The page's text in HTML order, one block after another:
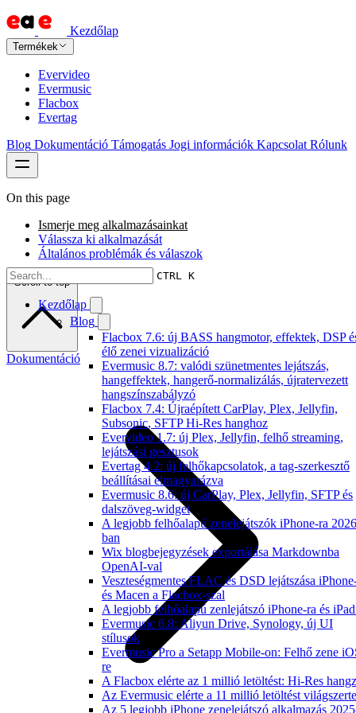
Kezdőlap
Termékek
Evervideo
Evermusic
Flacbox
Evertag
Blog Dokumentáció Támogatás Jogi információk Kapcsolat Rólunk
CTRL K
Kezdőlap
Blog
Flacbox 7.6: új BASS hangmotor, effektek, DSP
élő zenei vizualizáció
Evermusic 8.7: valódi szünetmentes lejátszás,
hangeffektek, hangerő-normalizálás, újratervezett
hangszínszabályzó
Flacbox 7.4: Újraépített CarPlay, Plex, Jellyfin,
Subsonic, SFTP Hi-Res hanghoz
Evervideo 1.7: új Plex, Jellyfin, felhő streaming,
lejátszási gesztusok
Evertag 4.2: új felhőkapcsolatok, a tag-szerkesztő
beállításai elmagyarázva
Evermusic 8.6: új CarPlay, Plex, Jellyfin, SFTP és
dalszöveg-widget
A legjobb felhőalapú zenelejátszók iPhone-ra
ban
Wix blogbejegyzések exportálása Markdownba
OpenAI-val
Veszteségmentes FLAC és DSD lejátszása
és Macen a Flacbox-szal
A legjobb felhőalapú zenlejátszó iPhone-ra és
Evermusic 6.8: Aliyun Drive, Synology, új UI
stílusok
Evermusic Pro a Setapp Mobile-on: Felhő zene
re
A Flacbox elérte az 1 millió letöltést: Hi-Res
Az Evermusic elérte a 11 millió letöltést világszerte
Az 5 legjobb iPhone zenelejátszó alkalmazás
On this page
Ismerje meg alkalmazásainkat
Válassza ki alkalmazását
Általános problémák és válaszok
Scroll to top
Dokumentáció